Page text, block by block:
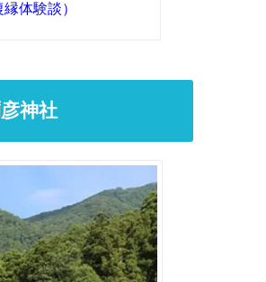
体験談）
神社